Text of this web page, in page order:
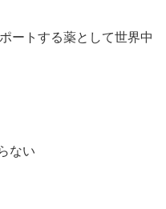
ートする薬として世界中
ない